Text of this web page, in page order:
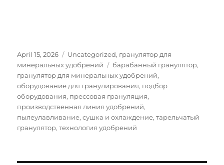
Posted
on
April 15, 2026 Categories
Uncategorized, гранулятор для
минеральных удобрений
Tags
барабанный гранулятор,
гранулятор для минеральных удобрений,
оборудование для гранулирования, подбор
оборудования, прессовая грануляция,
производственная линия удобрений,
пылеулавливание,сушка и охлаждение,тарельчатый
гранулятор,технология удобрений